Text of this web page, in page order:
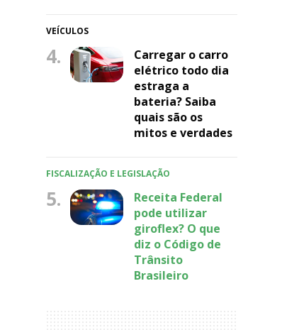
VEÍCULOS
4.
Carregar o carro
elétrico todo dia
estraga a
bateria? Saiba
quais são os
mitos e verdades
FISCALIZAÇÃO E LEGISLAÇÃO
5.
Receita Federal
pode utilizar
giroflex? O que
diz o Código de
Trânsito
Brasileiro